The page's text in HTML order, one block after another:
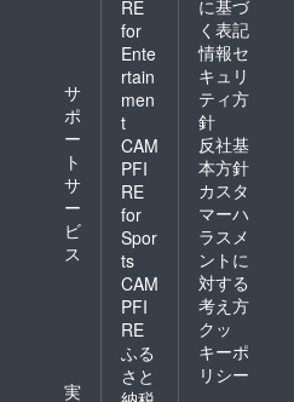
サ
ポ
ー
ト
サ
ー
ビ
ス
実
RE
for
Ente
rtain
men
t
CAM
PFI
RE
for
Spor
ts
CAM
PFI
RE
ふる
さと
に基づ
く表記
情報セ
キュリ
ティ方
針
反社基
本方針
カスタ
マーハ
ラスメ
ントに
対する
考え方
クッ
キーポ
リシー